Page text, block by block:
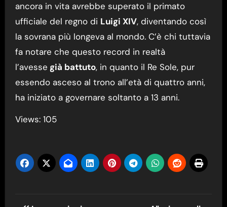
ancora in vita avrebbe superato il primato
ufficiale del regno di Luigi XIV, diventando così
la sovrana più longeva al mondo. C’è chi tuttavia
fa notare che questo record in realtà
l’avesse già battuto, in quanto il Re Sole, pur
essendo asceso al trono all’età di quattro anni,
ha iniziato a governare soltanto a 13 anni.
Views: 105